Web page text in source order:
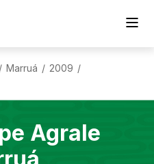
/ Marruá / 2009 /
Agrale